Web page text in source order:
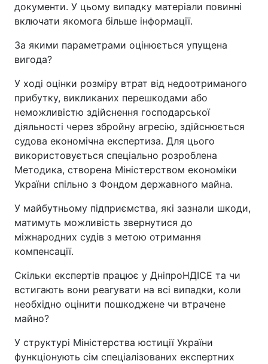
документи. У цьому випадку матеріали повинні
включати якомога більше інформації.
За якими параметрами оцінюється упущена
вигода?
У ході оцінки розміру втрат від недоотриманого
прибутку, викликаних перешкодами або
неможливістю здійснення господарської
діяльності через збройну агресію, здійснюється
судова економічна експертиза. Для цього
використовується спеціально розроблена
Методика, створена Міністерством економіки
України спільно з Фондом державного майна.
У майбутньому підприємства, які зазнали шкоди,
матимуть можливість звернутися до
міжнародних судів з метою отримання
компенсації.
Скільки експертів працює у ДніпроНДІСЕ та чи
встигають вони реагувати на всі випадки, коли
необхідно оцінити пошкоджене чи втрачене
майно?
У структурі Міністерства юстиції України
функціонують сім спеціалізованих експертних